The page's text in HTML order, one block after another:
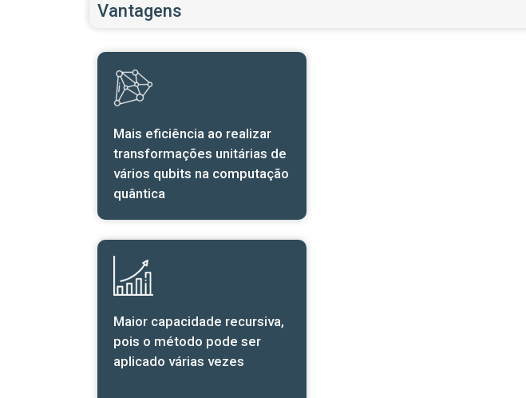
Vantagens
Mais eficiência ao realizar
transformações unitárias de
vários qubits na computação
quântica
Maior capacidade recursiva,
pois o método pode ser
aplicado várias vezes